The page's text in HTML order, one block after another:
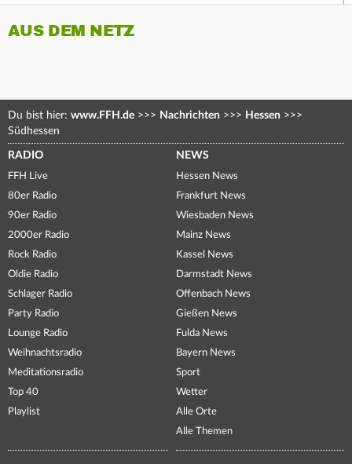
AUS DEM NETZ
Du bist hier: www.FFH.de >>> Nachrichten >>> Hessen >>>
Südhessen
RADIO
FFH Live
80er Radio
90er Radio
2000er Radio
Rock Radio
Oldie Radio
Schlager Radio
Party Radio
Lounge Radio
Weihnachtsradio
Meditationsradio
Top 40
Playlist
NEWS
Hessen News
Frankfurt News
Wiesbaden News
Mainz News
Kassel News
Darmstadt News
Offenbach News
Gießen News
Fulda News
Bayern News
Sport
Wetter
Alle Orte
Alle Themen